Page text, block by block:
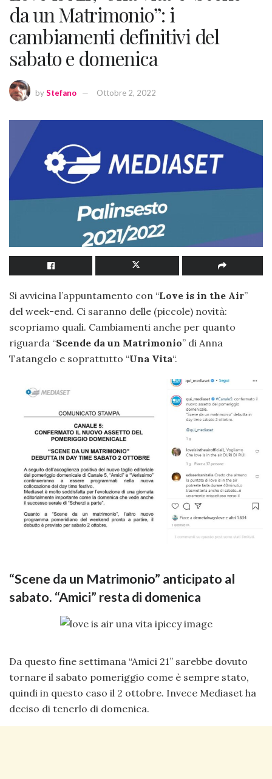
da un Matrimonio”: i
cambiamenti definitivi del
sabato e domenica
byStefano Ottobre 2, 2022
Si avvicina l’appuntamento con “Love is in the Air”
del week-end. Ci saranno delle (piccole) novità:
scopriamo quali. Cambiamenti anche per quanto
riguarda “Scende da un Matrimonio” di Anna
Tatangelo e soprattutto “Una Vita“.
“Scene da un Matrimonio” anticipato al
sabato. “Amici” resta di domenica
Da questo fine settimana “Amici 21” sarebbe dovuto
tornare il sabato pomeriggio come è sempre stato,
quindi in questo caso il 2 ottobre. Invece Mediaset ha
deciso di tenerlo di domenica.